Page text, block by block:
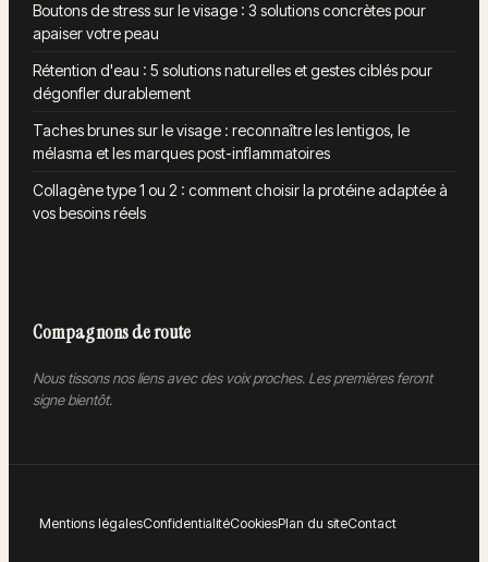
Boutons de stress sur le visage : 3 solutions concrètes pour
apaiser votre peau
Rétention d'eau : 5 solutions naturelles et gestes ciblés pour
dégonfler durablement
Taches brunes sur le visage : reconnaître les lentigos, le
mélasma et les marques post-inflammatoires
Collagène type 1 ou 2 : comment choisir la protéine adaptée à
vos besoins réels
Compagnons de route
Nous tissons nos liens avec des voix proches. Les premières feront
signe bientôt.
Mentions légalesConfidentialitéCookiesPlan du siteContact